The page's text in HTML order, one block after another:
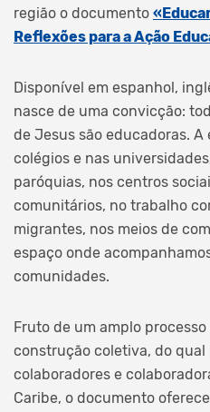
região o documento
Reflexões para a Ação
Disponível em espanhol,
nasce de uma convicção:
de Jesus são educadoras.
colégios e nas
paróquias, nos centros
comunitários, no trabalho
migrantes, nos meios de
espaço onde
comunidades.
Fruto de um amplo
construção coletiva, do qual
colaboradores e
Caribe, o documento